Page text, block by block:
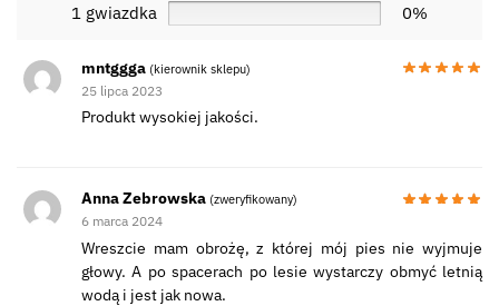
1 gwiazdka
0%
mntggga (kierownik sklepu)
25 lipca 2023
Produkt wysokiej jakości.
Anna Zebrowska (zweryfikowany)
6 marca 2024
Wreszcie mam obrożę, z której mój pies nie wyjmuje
głowy. A po spacerach po lesie wystarczy obmyć letnią
wodą i jest jak nowa.